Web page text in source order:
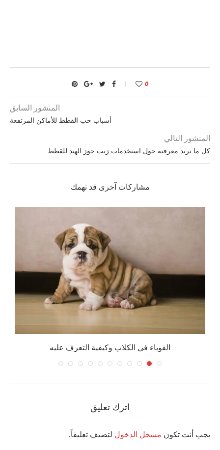
0
المنشور السابق
أسباب حب القطط للأماكن المرتفعة
المنشور التالي
كل ما تريد معرفته حول استخدمات زيت جوز الهند للقطط
مشاركات آخرى قد تهمك
القوباء في الكلاب وكيفية التعرف عليه
اترك تعليق
يجب أنت تكون مسجل الدخول لتضيف تعليقاً.